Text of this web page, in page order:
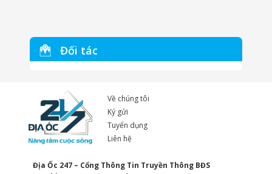
Đối tác
Về chúng tôi
Ký gửi
Tuyển dụng
Liên hệ
Địa Ốc 247 – Cổng Thông Tin Truyền Thông BĐS